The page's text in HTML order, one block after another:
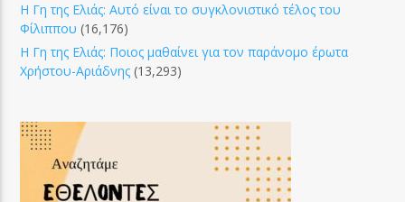
Η Γη της Ελιάς: Αυτό είναι το συγκλονιστικό τέλος του
Φίλιππου (16,176)
Η Γη της Ελιάς: Ποιος μαθαίνει για τον παράνομο έρωτα
Χρήστου-Αριάδνης (13,293)